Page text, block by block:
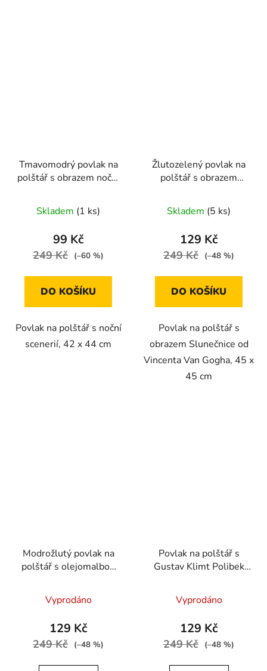
Tmavomodrý povlak na
polštář s obrazem noční
Skladem (1 ks)
99 Kč
249 Kč (–60 %)
DO KOŠÍKU
Povlak na polštář s noční
scenerií, 42 x 44 cm
Žlutozelený povlak na
polštář s obrazem
Van Gogha
Skladem (5 ks)
129 Kč
249 Kč (–48 %)
DO KOŠÍKU
Povlak na polštář s
obrazem Slunečnice od
Vincenta Van Gogha, 45 x
45 cm
Modrožlutý povlak na
polštář s olejomalbou
Vyprodáno
129 Kč
249 Kč (–48 %)
Povlak na polštář s
Gustav Klimt Polibek
Vyprodáno
129 Kč
249 Kč (–48 %)